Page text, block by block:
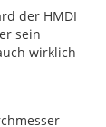
der HMDI
sein
wirklich